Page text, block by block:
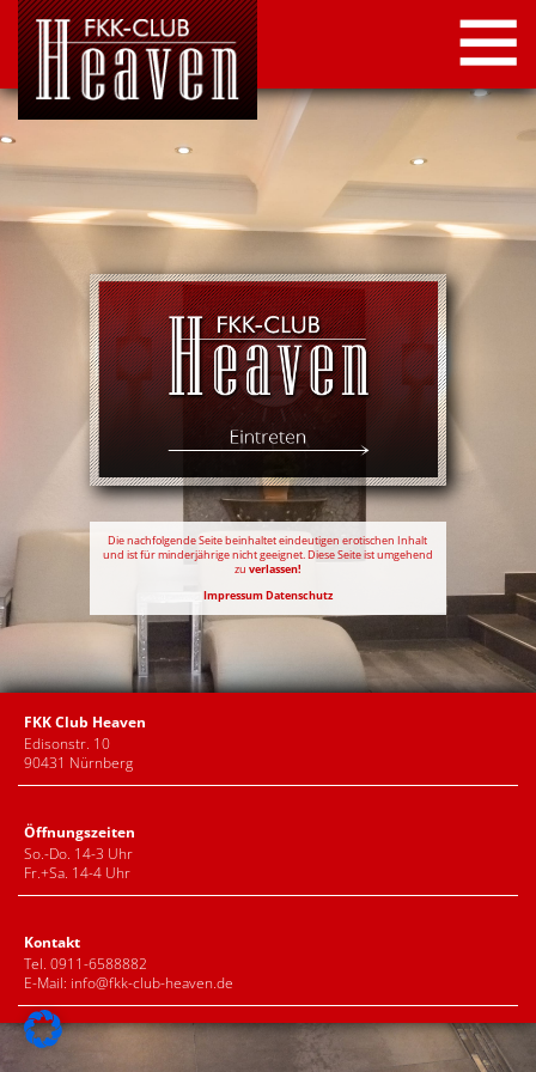
STARTSEITE
LOCATION
NEWS
KONTAKT
IMPRESSUM
DATENSCHUTZ
Die nachfolgende Seite beinhaltet eindeutigen erotischen Inhalt
und ist für minderjährige nicht geeignet. Diese Seite ist umgehend
zu verlassen!
Impressum Datenschutz
FKK Club Heaven
Edisonstr. 10
90431 Nürnberg
Öffnungszeiten
So.-Do. 14-3 Uhr
Fr.+Sa. 14-4 Uhr
Kontakt
Tel. 0911-6588882
E-Mail: info@fkk-club-heaven.de